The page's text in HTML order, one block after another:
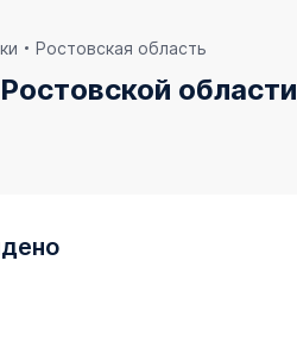
Ростовская область
области